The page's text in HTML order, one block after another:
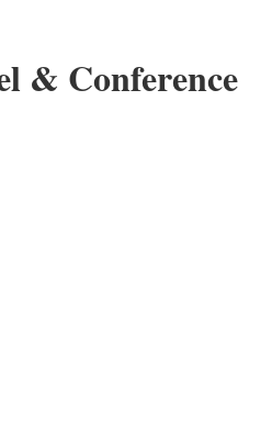
& Conference